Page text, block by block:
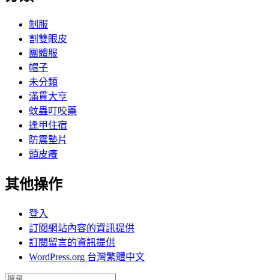
制服
割雙眼皮
團體服
帽子
未分類
滿貫大亨
蚊蟲叮咬藥
逢甲住宿
防震墊片
頭皮癢
其他操作
登入
訂閱網站內容的資訊提供
訂閱留言的資訊提供
WordPress.org 台灣繁體中文